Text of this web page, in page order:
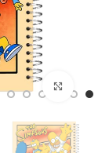
بزرگنمایی